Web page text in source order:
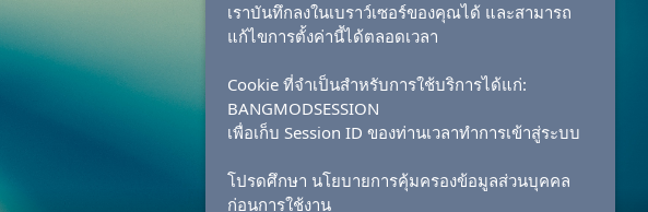
เราบันทึกลงในเบราว์เซอร์ของคุณได้ และสามารถ
แก้ไขการตั้งค่านี้ได้ตลอดเวลา
Cookie ที่จำเป็นสำหรับการใช้บริการได้แก่:
BANGMODSESSION
เพื่อเก็บ Session ID ของท่านเวลาทำการเข้าสู่ระบบ
โปรดศึกษา นโยบายการคุ้มครองข้อมูลส่วนบุคคล
ก่อนการใช้งาน